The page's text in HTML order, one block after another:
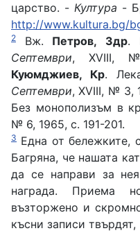
царство. - Култура -
http://www.kultura.bg/
2 Вж. Петров, Здр.
Септември, ХVІІІ,
Куюмджиев, Кр.
Септември, ХVІІІ, №
Без монополизъм в
№ 6, 1965, с. 191-201.
3 Една от бележките,
Багряна, че нашата
да се направи за
награда. Приема
възторжено и
късни записи